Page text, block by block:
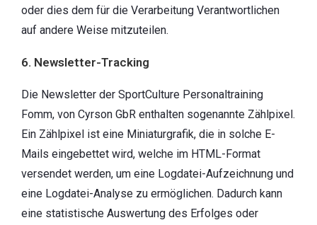
oder dies dem für die Verarbeitung Verantwortlichen
auf andere Weise mitzuteilen.
6. Newsletter-Tracking
Die Newsletter der SportCulture Personaltraining
Fomm, von Cyrson GbR enthalten sogenannte Zählpixel.
Ein Zählpixel ist eine Miniaturgrafik, die in solche E-
Mails eingebettet wird, welche im HTML-Format
versendet werden, um eine Logdatei-Aufzeichnung und
eine Logdatei-Analyse zu ermöglichen. Dadurch kann
eine statistische Auswertung des Erfolges oder